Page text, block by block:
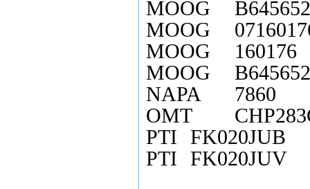
MOOG
MOOG
MOOG
160176
MOOG
NAPA
7860
OMT
PTI FK020JUB
PTI FK020JUV